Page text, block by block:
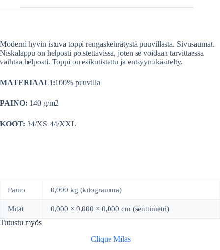
A
ha ds In
Moderni hyvin istuva toppi rengaskehrätystä puuvillasta. Sivusaumat.
Niskalappu on helposti poistettavissa, joten se voidaan tarvittaessa
vaihtaa helposti. Toppi on esikutistettu ja entsyymikäsitelty.
MATERIAALI:100% puuvilla
PAINO: 140 g/m2
KOOT: 34/XS-44/XXL
Paino 0,000 kg (kilogramma)
Mitat 0,000 × 0,000 × 0,000 cm (senttimetri)
Tutustu myös